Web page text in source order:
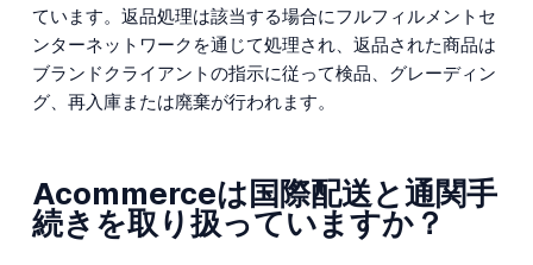
ています。返品処理は該当する場合にフルフィルメントセ
ンターネットワークを通じて処理され、返品された商品は
ブランドクライアントの指示に従って検品、グレーディン
グ、再入庫または廃棄が行われます。
Acommerceは国際配送と通関手
続きを取り扱っていますか？